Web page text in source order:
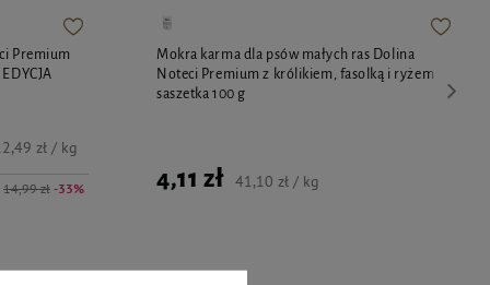
Premium
14,99 zł -33%
zł / kg
Mokra karma dla psów małych ras Dolina
Noteci Premium z królikiem, fasolką i ryżem
saszetka 100 g
4,11 zł 41,10 zł / kg